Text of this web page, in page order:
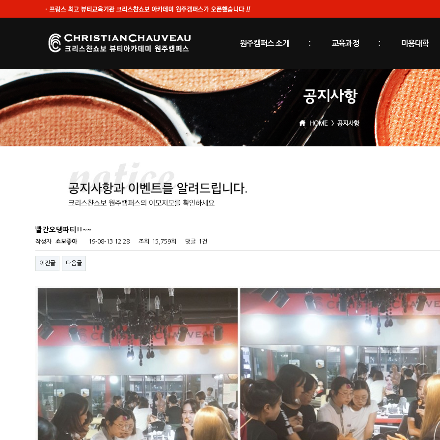
원주캠퍼스 소개 교육과정 미용대학
빨간오뎅파티!!~~
작성자 쇼보좋아 19-08-13 12:28 조회 15,759회 댓글 1건
이전글 다음글